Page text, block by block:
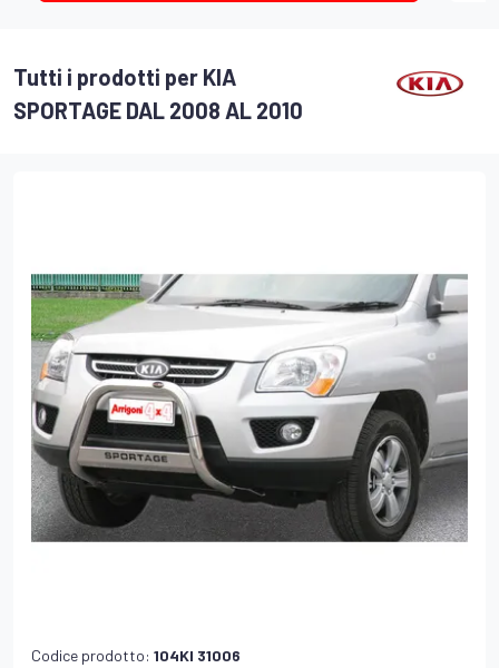
Tutti i prodotti per KIA
SPORTAGE DAL 2008 AL 2010
Codice prodotto: 104KI 31006